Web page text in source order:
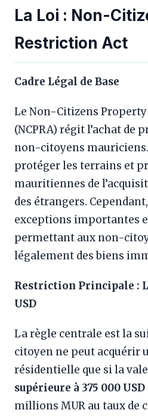
La Loi : Non-
Restriction Act
Cadre Légal de Base
Le Non-Citizens
(NCPRA) régit l’achat de
non-citoyens
protéger les terrains et
mauritiennes de
des étrangers.
exceptions importantes
permettant aux non-
légalement des biens
Restriction Principale :
USD
La règle centrale est la
citoyen ne peut acquérir
résidentielle que si la
supérieure à 375 000 USD
millions MUR au taux de